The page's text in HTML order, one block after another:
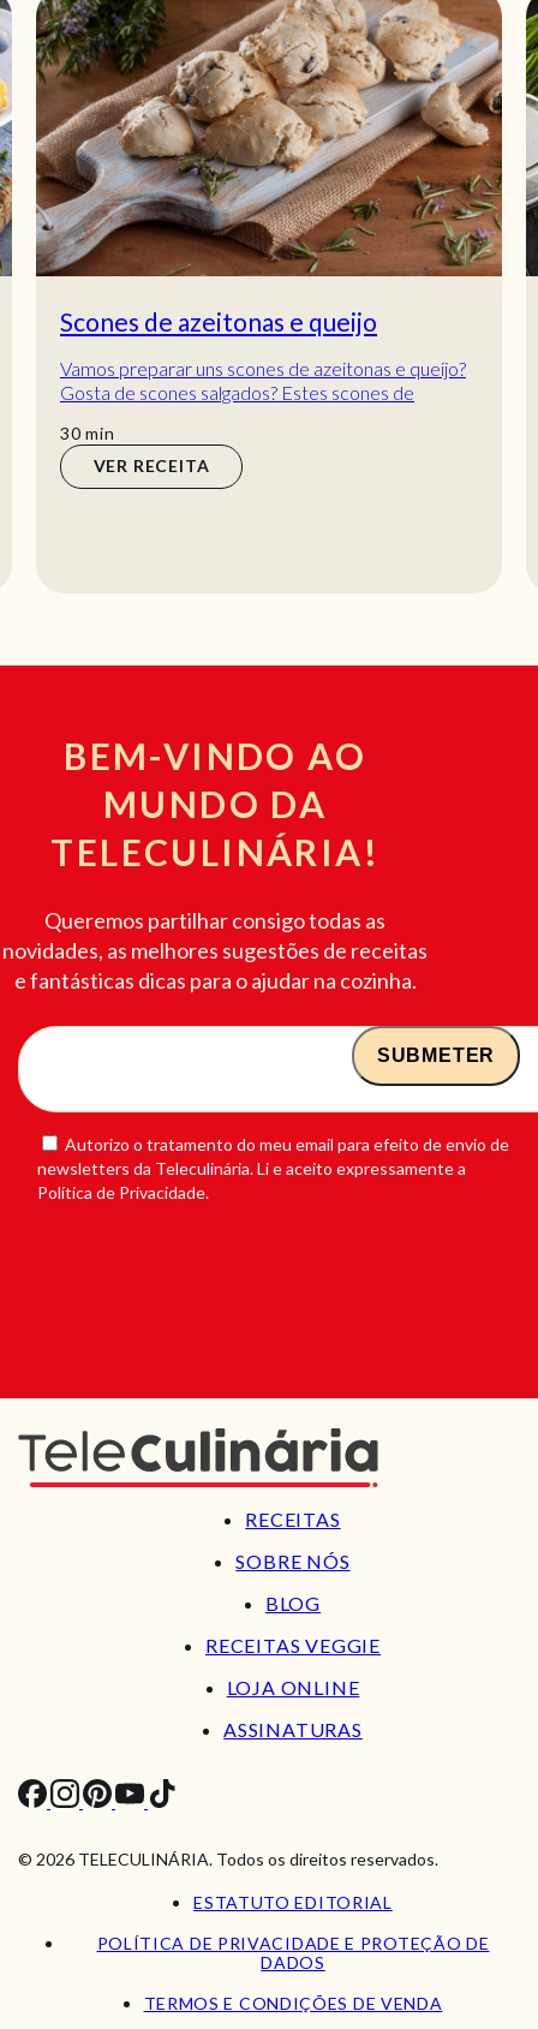
Scones de azeitonas e queijo
Vamos preparar uns scones de azeitonas e queijo?
Gosta de scones salgados? Estes scones de
30min
min
VER RECEITA
BEM-VINDO AO
MUNDO DA
TELECULINÁRIA!
Queremos partilhar consigo todas as
novidades, as melhores sugestões de receitas
e fantásticas dicas para o ajudar na cozinha.
Autorizo o tratamento do meu email para efeito de envio de
newsletters da Teleculinária. Li e aceito expressamente a
Política de Privacidade.
RECEITAS
SOBRE NÓS
BLOG
RECEITAS VEGGIE
LOJA ONLINE
ASSINATURAS
© 2026 TELECULINÁRIA. Todos os direitos reservados.
ESTATUTO EDITORIAL
POLÍTICA DE PRIVACIDADE E PROTEÇÃO DE
DADOS
TERMOS E CONDIÇÕES DE VENDA